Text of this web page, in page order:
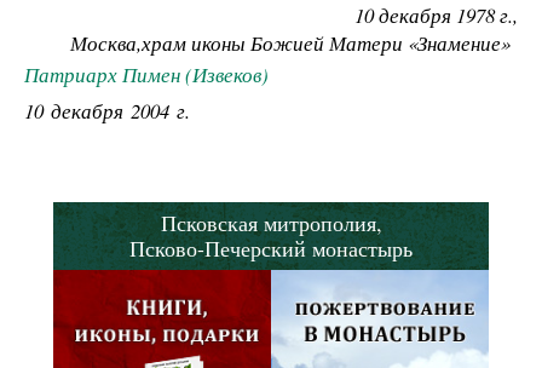
10 декабря 1978 г.,
Москва,храм иконы Божией Матери «Знамение»
Патриарх Пимен (Извеков)
10 декабря 2004 г.
Псковская митрополия,
Псково-Печерский монастырь